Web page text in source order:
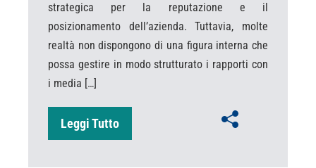
strategica per la reputazione e il
posizionamento dell’azienda. Tuttavia, molte
realtà non dispongono di una figura interna che
possa gestire in modo strutturato i rapporti con
i media […]
Leggi Tutto